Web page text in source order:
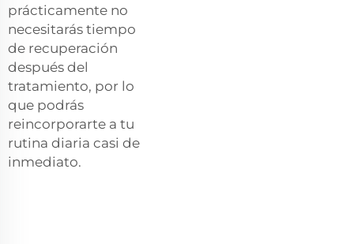
prácticamente no
necesitarás tiempo
de recuperación
después del
tratamiento, por lo
que podrás
reincorporarte a tu
rutina diaria casi de
inmediato.